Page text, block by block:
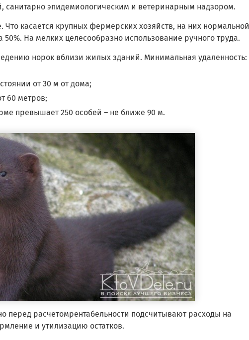
санитарно эпидемиологическим и ветеринарным надзором.
Что касается крупных фермерских хозяйств, на них нормальной
На мелких целесообразно использование ручного труда.
норок вблизи жилых зданий. Минимальная удаленность:
от 30 м от дома;
60 метров;
превышает 250 особей – не ближе 90 м.
расчетомрентабельности подсчитывают расходы на
и утилизацию остатков.